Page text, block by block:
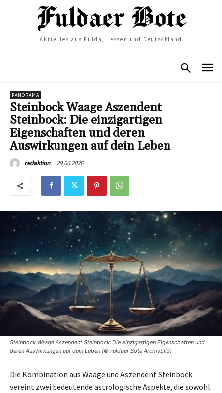
Aktuelles aus Fulda, Hessen und Deutschland
PANORAMA
Steinbock Waage Aszendent
Steinbock: Die einzigartigen
Eigenschaften und deren
Auswirkungen auf dein Leben
redaktion 29.06.2026
Steinbock Waage Aszendent Steinbock: Die einzigartigen Eigenschaften und
deren Auswirkungen auf dein Leben (© Fuldaer Bote Archivbild)
Die Kombination aus Waage und Aszendent Steinbock
vereint zwei bedeutende astrologische Aspekte, die sowohl